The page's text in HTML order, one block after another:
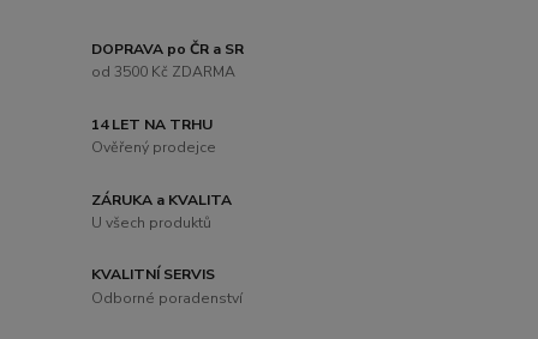
DOPRAVA po ČR a SR
od 3500 Kč ZDARMA
14 LET NA TRHU
Ověřený prodejce
ZÁRUKA a KVALITA
U všech produktů
KVALITNÍ SERVIS
Odborné poradenství